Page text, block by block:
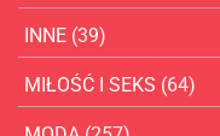
INNE (39)
MIŁOŚĆ I SEKS (64)